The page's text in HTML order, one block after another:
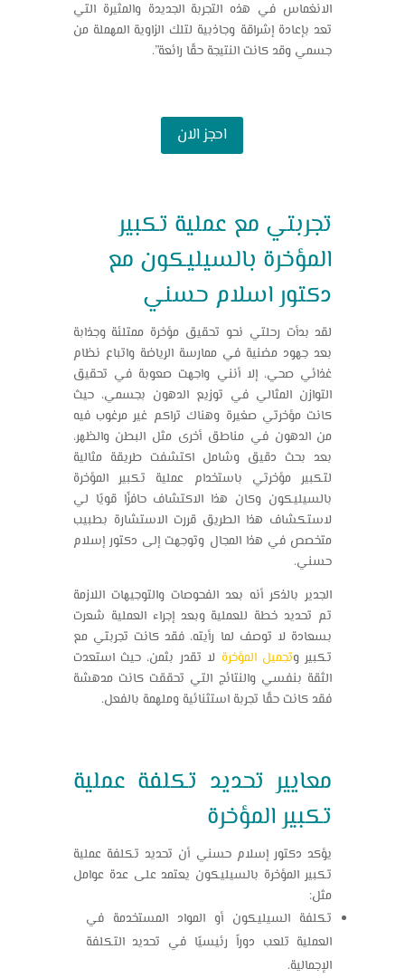
الانغماس في هذه التجربة الجديدة والمثيرة التي
تعد بإعادة إشراقة وجاذبية لتلك الزاوية المهملة من
جسمي وقد كانت النتيجة حقًا رائعة”.
احجز الان
تجربتي مع عملية تكبير
المؤخرة بالسيليكون مع
دكتور اسلام حسني
لقد بدأت رحلتي نحو تحقيق مؤخرة ممتلئة وجذابة
بعد جهود مضنية في ممارسة الرياضة واتباع نظام
غذائي صحي، إلا أنني واجهت صعوبة في تحقيق
التوازن المثالي في توزيع الدهون بجسمي، حيث
كانت مؤخرتي صغيرة وهناك تراكم غير مرغوب فيه
من الدهون في مناطق أخرى مثل البطن والظهر،
بعد بحث دقيق وشامل اكتشفت طريقة مثالية
لتكبير مؤخرتي باستخدام عملية تكبير المؤخرة
بالسيليكون وكان هذا الاكتشاف حافزًا قويًا لي
لاستكشاف هذا الطريق قررت الاستشارة بطبيب
متخصص في هذا المجال وتوجهت إلى دكتور إسلام
حسني.
الجدير بالذكر أنه بعد الفحوصات والتوجيهات اللازمة
تم تحديد خطة للعملية وبعد إجراء العملية شعرت
بسعادة لا توصف لما رأيته، فقد كانت تجربتي مع
تكبير وتجميل المؤخرة لا تقدر بثمن، حيث استعدت
الثقة بنفسي والنتائج التي تحققت كانت مدهشة
فقد كانت حقًا تجربة استثنائية وملهمة بالفعل.
معايير تحديد تكلفة عملية
تكبير المؤخرة
يؤكد دكتور إسلام حسني أن تحديد تكلفة عملية
تكبير المؤخرة بالسيليكون يعتمد على عدة عوامل
مثل:
تكلفة السيليكون أو المواد المستخدمة في
العملية تلعب دوراً رئيسيًا في تحديد التكلفة
الإجمالية.